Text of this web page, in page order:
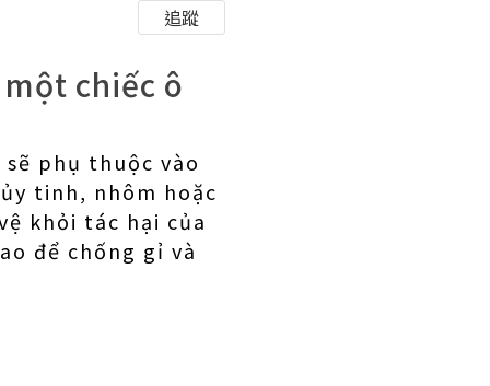
追蹤
chiếc ô
phụ thuộc vào
tinh, nhôm hoặc
khỏi tác hại của
để chống gỉ và